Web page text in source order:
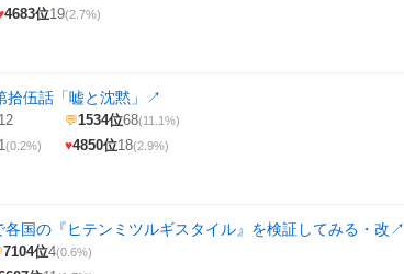
4683位19(2.7%)
伍話「嘘と沈黙」 ↗
💬1534位68(11.1%)
1(0.2%) ♥4850位18(2.9%)
各国の『ヒテンミツルギスタイル』を検証してみる・改↗
7104位4(0.6%)